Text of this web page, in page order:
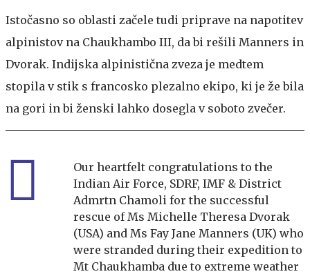
Istočasno so oblasti začele tudi priprave na napotitev
alpinistov na Chaukhambo III, da bi rešili Manners in
Dvorak. Indijska alpinistična zveza je medtem
stopila v stik s francosko plezalno ekipo, ki je že bila
na gori in bi ženski lahko dosegla v soboto zvečer.
Our heartfelt congratulations to the
Indian Air Force, SDRF, IMF & District
Admrtn Chamoli for the successful
rescue of Ms Michelle Theresa Dvorak
(USA) and Ms Fay Jane Manners (UK) who
were stranded during their expedition to
Mt Chaukhamba due to extreme weather